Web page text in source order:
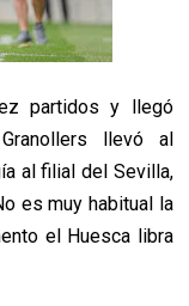
partidos y llegó
llevó al
al filial del Sevilla,
es muy habitual la
el Huesca libra